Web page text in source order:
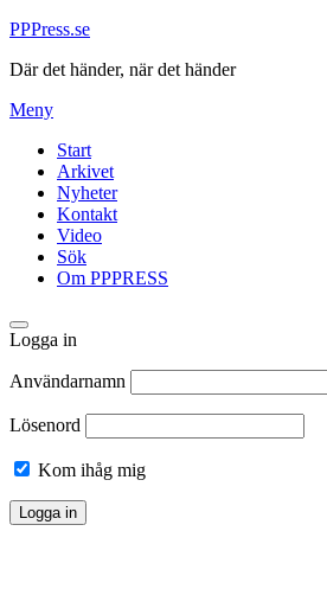
Hoppa
innehåll
PPPress.se
Där det händer, när det händer
Meny
Start
Arkivet
Nyheter
Kontakt
Video
Sök
Om PPPRESS
Logga in
Användarnamn
Lösenord
Kom ihåg mig